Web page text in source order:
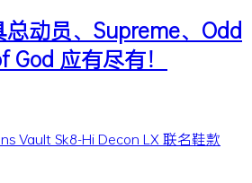
总动员、Supreme、Odd
应有尽有！